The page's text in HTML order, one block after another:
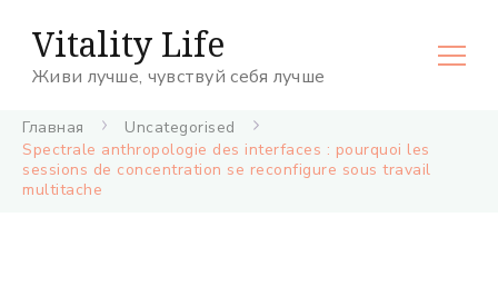
Vitality Life
Живи лучше, чувствуй себя лучше
Главная
Uncategorised
Spectrale anthropologie des interfaces : pourquoi les
sessions de concentration se reconfigure sous travail
multitache